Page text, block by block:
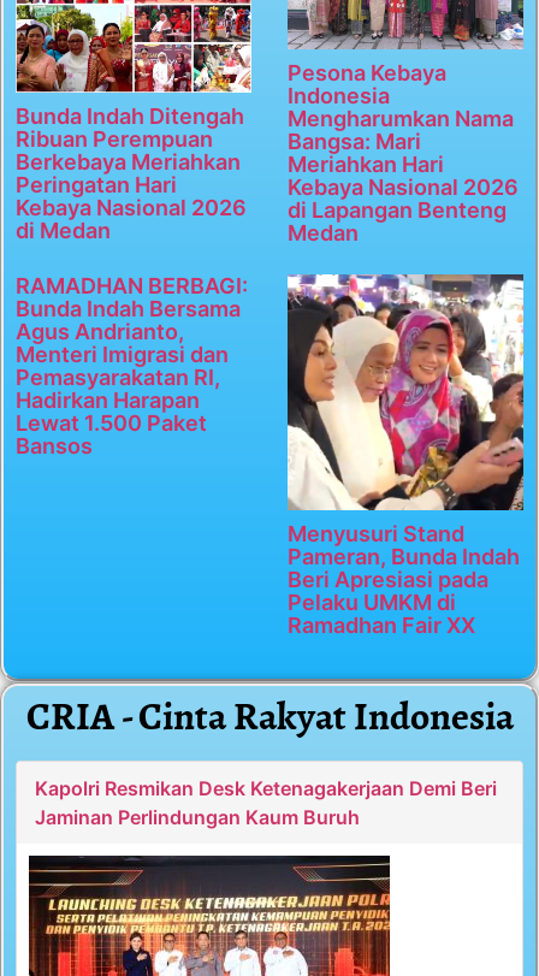
Bunda Indah Ditengah
Ribuan Perempuan
Berkebaya Meriahkan
Peringatan Hari
Kebaya Nasional 2026
di Medan
Pesona Kebaya
Indonesia
Mengharumkan Nama
Bangsa: Mari
Meriahkan Hari
Kebaya Nasional 2026
di Lapangan Benteng
Medan
RAMADHAN BERBAGI:
Bunda Indah Bersama
Agus Andrianto,
Menteri Imigrasi dan
Pemasyarakatan RI,
Hadirkan Harapan
Lewat 1.500 Paket
Bansos
Menyusuri Stand
Pameran, Bunda Indah
Beri Apresiasi pada
Pelaku UMKM di
Ramadhan Fair XX
CRIA - Cinta Rakyat Indonesia
Kapolri Resmikan Desk Ketenagakerjaan Demi Beri
Jaminan Perlindungan Kaum Buruh